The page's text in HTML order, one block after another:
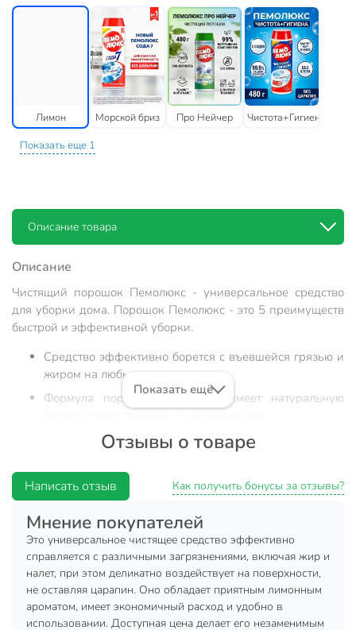
Лимон Морской бриз Про Нейчер Чистота+Гигиена
Показать еще 1
Описание товара
Описание
Чистящий порошок Пемолюкс - универсальное средство
для уборки дома. Порошок Пемолюкс - это 5 преимуществ
быстрой и эффективной уборки.
Средство эффективно борется с въевшейся грязью и
жиром на любых поверхностях.
Формула порошка Пемолюкс имеет натуральную
Средство поможет навести чистоту во всех бытовых
Порошок не содержит агрессивных химикатов,
безопасен для посуды и кожи человека.
Средство Пемолюкс дарит дому приятный аромат
чистоты и свежести.
Порошок Пемолюкс экономичен в использовании и имеет
удобный дозатор. Средство Пемолюкс имеет мелкий
абразив, поэтому не царапает поверхности.
Показать ещё
Отзывы о товаре
Написать отзыв Как получить бонусы за отзывы?
Мнение покупателей
Это универсальное чистящее средство эффективно
справляется с различными загрязнениями, включая жир и
налет, при этом деликатно воздействует на поверхности,
не оставляя царапин. Оно обладает приятным лимонным
ароматом, имеет экономичный расход и удобно в
использовании. Доступная цена делает его незаменимым